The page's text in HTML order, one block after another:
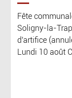
Fête
Soligny-la-
d'artifice
Lundi 10 août